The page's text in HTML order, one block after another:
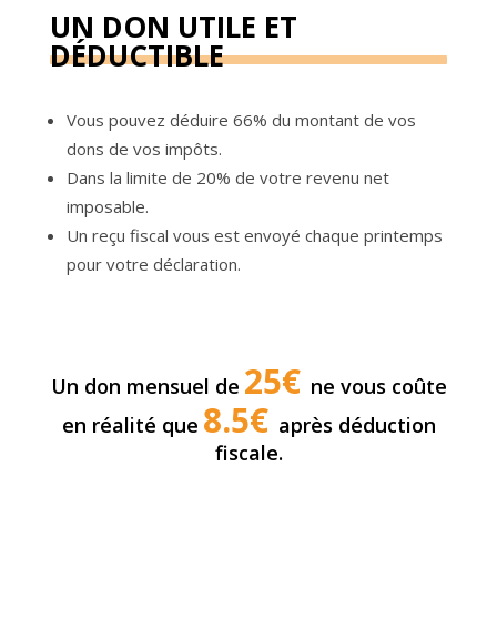
UN DON UTILE ET
DÉDUCTIBLE
Vous pouvez déduire 66% du montant de vos
dons de vos impôts.
Dans la limite de 20% de votre revenu net
imposable.
Un reçu fiscal vous est envoyé chaque printemps
pour votre déclaration.
Un don mensuel de 25€ ne vous coûte
en réalité que 8.5€ après déduction
fiscale.